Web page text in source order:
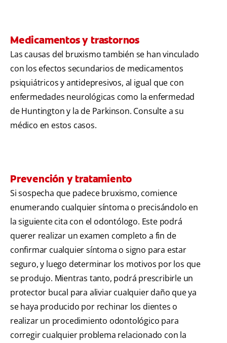
Medicamentos y trastornos
Las causas del bruxismo también se han vinculado
con los efectos secundarios de medicamentos
psiquiátricos y antidepresivos, al igual que con
enfermedades neurológicas como la enfermedad
de Huntington y la de Parkinson. Consulte a su
médico en estos casos.
Prevención y tratamiento
Si sospecha que padece bruxismo, comience
enumerando cualquier síntoma o precisándolo en
la siguiente cita con el odontólogo. Este podrá
querer realizar un examen completo a fin de
confirmar cualquier síntoma o signo para estar
seguro, y luego determinar los motivos por los que
se produjo. Mientras tanto, podrá prescribirle un
protector bucal para aliviar cualquier daño que ya
se haya producido por rechinar los dientes o
realizar un procedimiento odontológico para
corregir cualquier problema relacionado con la